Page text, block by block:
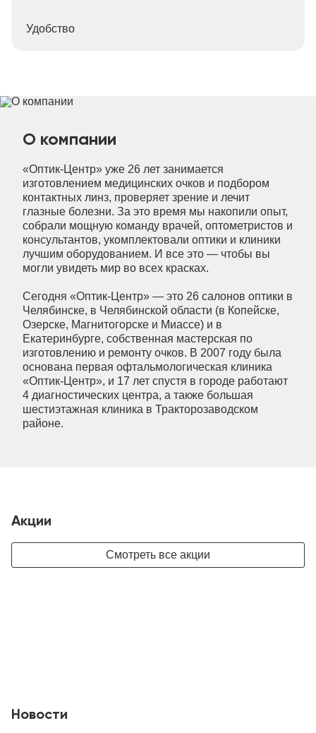
Удобство
О компании
«Оптик-Центр» уже 26 лет занимается
изготовлением медицинских очков и подбором
контактных линз, проверяет зрение и лечит
глазные болезни. За это время мы накопили опыт,
собрали мощную команду врачей, оптометристов и
консультантов, укомплектовали оптики и клиники
лучшим оборудованием. И все это — чтобы вы
могли увидеть мир во всех красках.
Сегодня «Оптик-Центр» — это 26 салонов оптики в
Челябинске, в Челябинской области (в Копейске,
Озерске, Магнитогорске и Миассе) и в
Екатеринбурге, собственная мастерская по
изготовлению и ремонту очков. В 2007 году была
основана первая офтальмологическая клиника
«Оптик-Центр», и 17 лет спустя в городе работают
4 диагностических центра, а также большая
шестиэтажная клиника в Тракторозаводском
районе.
Акции
Смотреть все акции
Новости